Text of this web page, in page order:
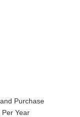
Purchase
Year